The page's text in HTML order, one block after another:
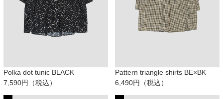
Polka dot tunic BLACK
7,590円（税込）
Pattern triangle shirts BE×BK
6,490円（税込）